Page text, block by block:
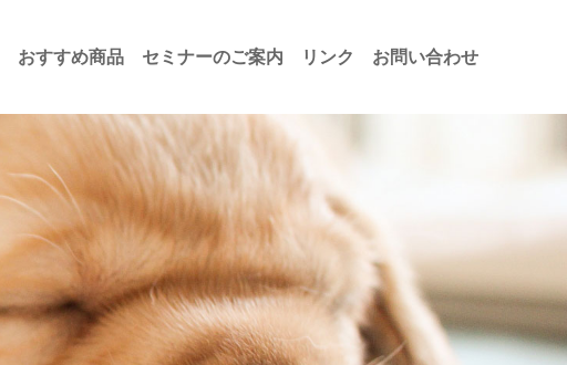
おすすめ商品 セミナーのご案内 リンク お問い合わせ